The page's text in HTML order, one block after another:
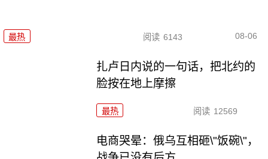
最热 阅读 6143 08-06
扎卢日内说的一句话，把北约的
脸按在地上摩擦
最热 阅读 12569
电商哭晕：俄乌互相砸\"饭碗\"，